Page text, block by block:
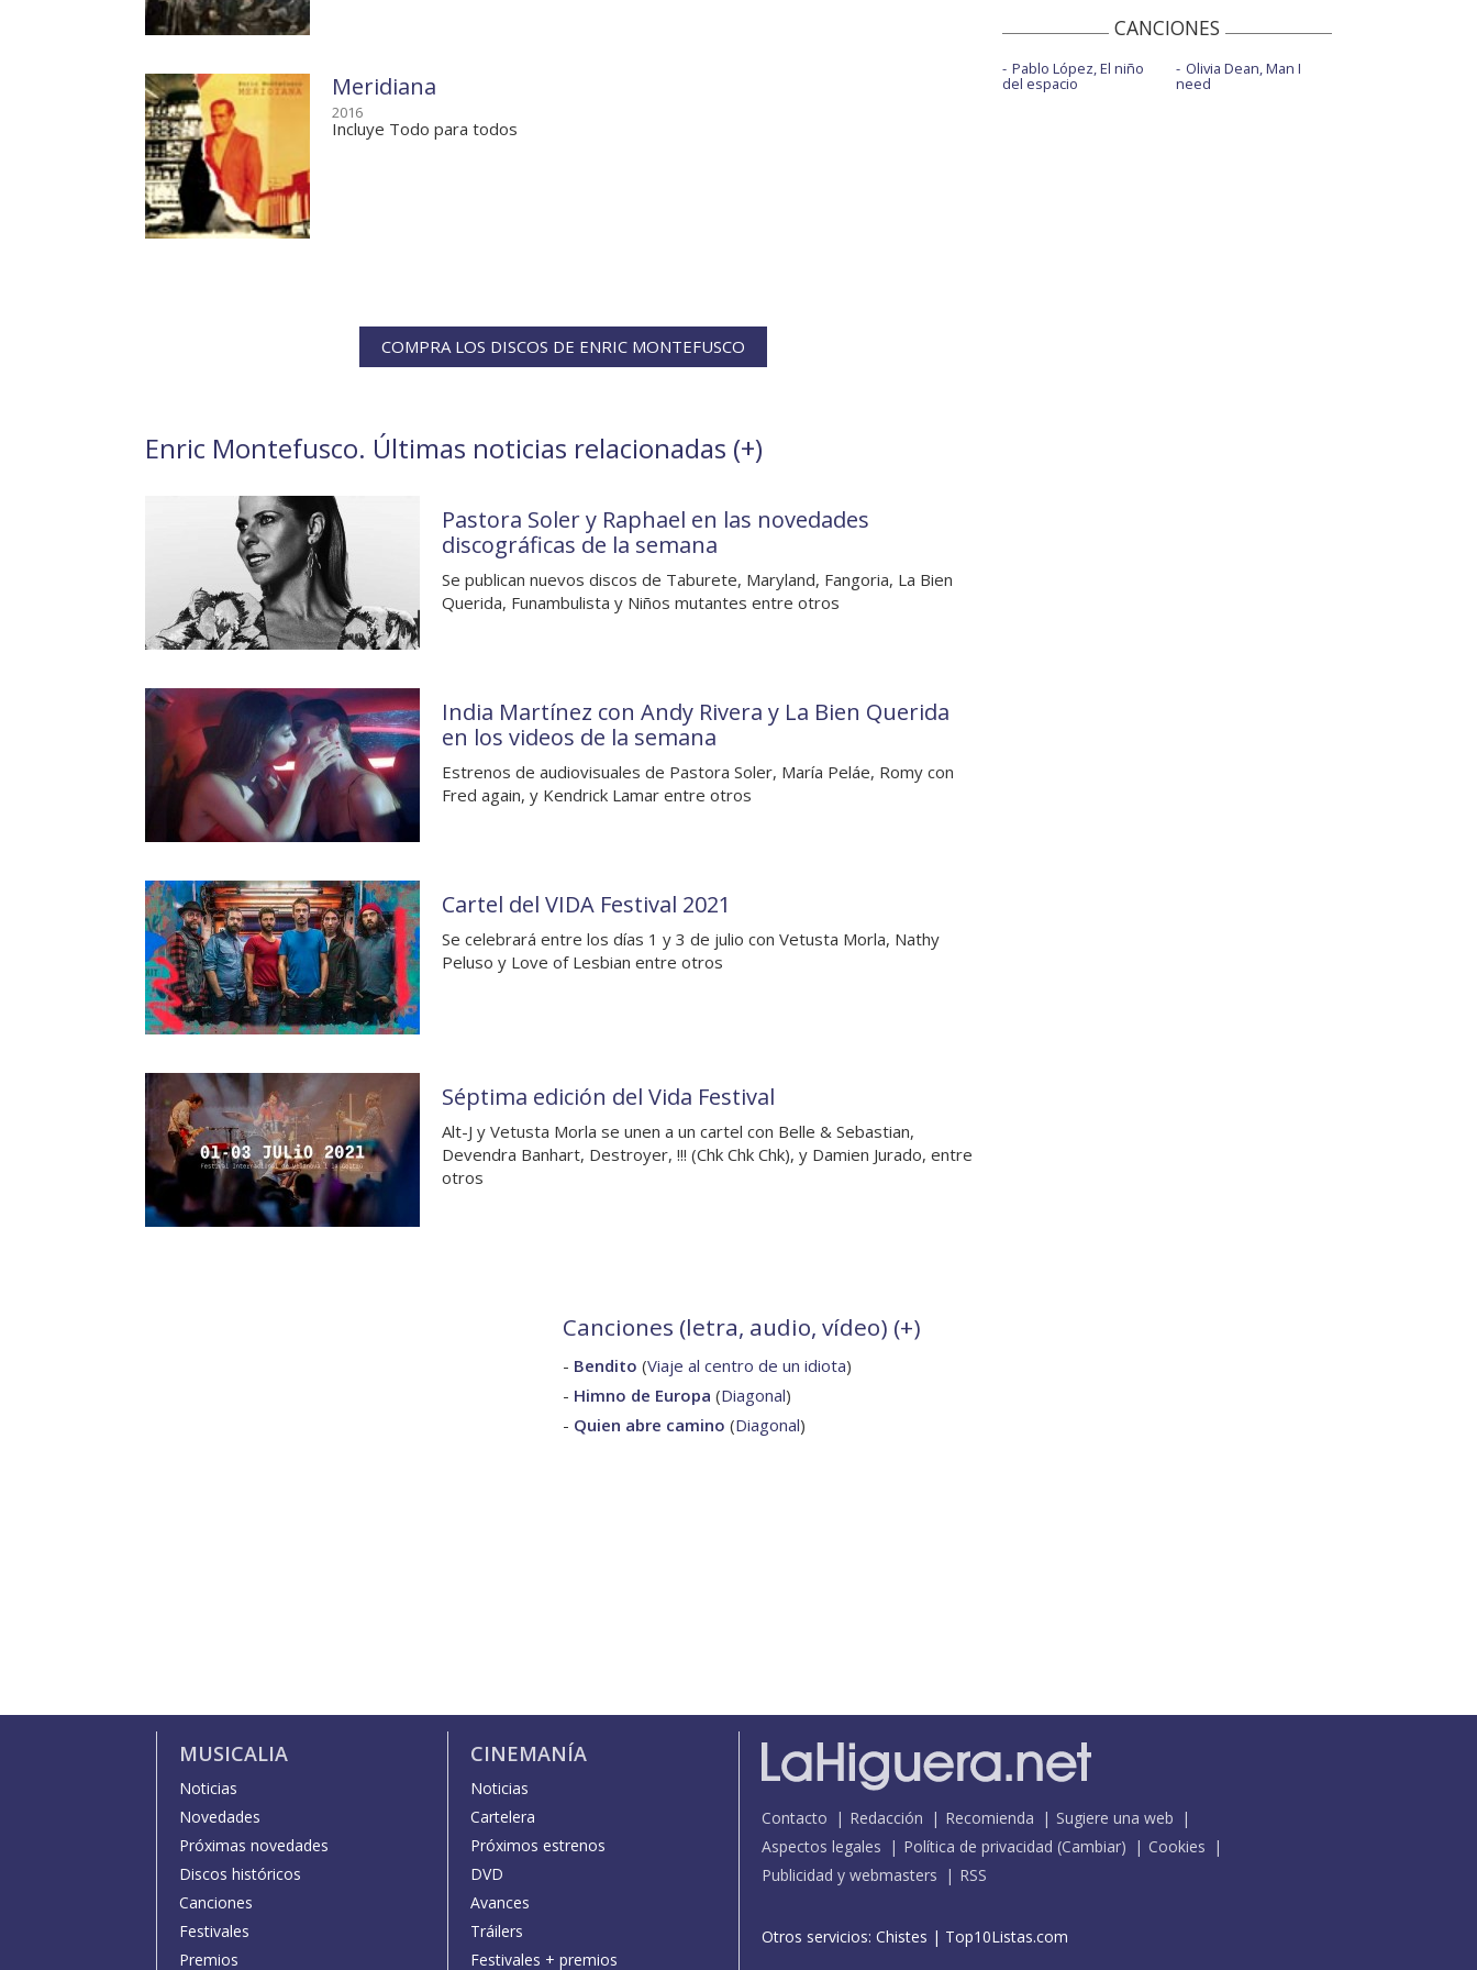
Meridiana
2016
Incluye Todo para todos
COMPRA LOS DISCOS DE ENRIC MONTEFUSCO
Enric Montefusco. Últimas noticias relacionadas (+)
Pastora Soler y Raphael en las novedades
discográficas de la semana
Se publican nuevos discos de Taburete, Maryland, Fangoria, La Bien
Querida, Funambulista y Niños mutantes entre otros
India Martínez con Andy Rivera y La Bien Querida
en los videos de la semana
Estrenos de audiovisuales de Pastora Soler, María Peláe, Romy con
Fred again, y Kendrick Lamar entre otros
Cartel del VIDA Festival 2021
Se celebrará entre los días 1 y 3 de julio con Vetusta Morla, Nathy
Peluso y Love of Lesbian entre otros
Séptima edición del Vida Festival
Alt-J y Vetusta Morla se unen a un cartel con Belle & Sebastian,
Devendra Banhart, Destroyer, !!! (Chk Chk Chk), y Damien Jurado, entre
otros
Canciones (letra, audio, vídeo) (+)
- Bendito (Viaje al centro de un idiota)
- Himno de Europa (Diagonal)
- Quien abre camino (Diagonal)
CANCIONES
Pablo López, El niño
del espacio
Olivia Dean, Man I
need
MUSICALIA
Noticias
Novedades
Próximas novedades
Discos históricos
Canciones
Festivales
Premios
CINEMANÍA
Noticias
Cartelera
Próximos estrenos
DVD
Avances
Tráilers
Festivales + premios
Contacto Redacción Recomienda
Sugiere una web
Aspectos legales
Política de privacidad (Cambiar)
Cookies
Publicidad y webmasters
RSS
Otros servicios: Chistes | Top10Listas.com